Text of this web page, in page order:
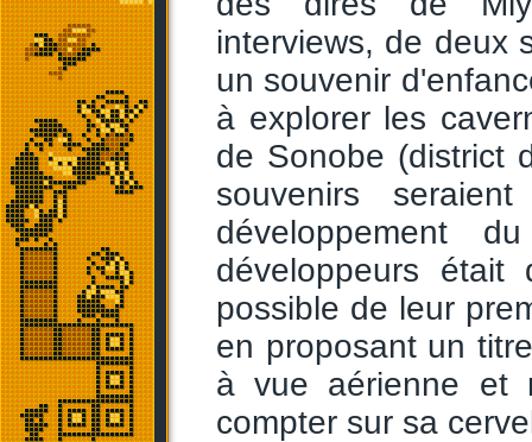
interviews, de deux
un souvenir
à explorer les
de Sonobe (district
souvenirs
développement
développeurs
possible de leur
en proposant un
à vue aérienne et
compter sur sa